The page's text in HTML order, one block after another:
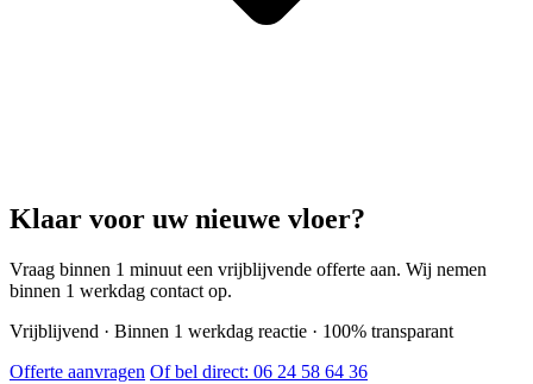
Klaar voor uw nieuwe vloer?
Vraag binnen 1 minuut een vrijblijvende offerte aan. Wij nemen
binnen 1 werkdag contact op.
Vrijblijvend · Binnen 1 werkdag reactie · 100% transparant
Offerte aanvragen Of bel direct: 06 24 58 64 36